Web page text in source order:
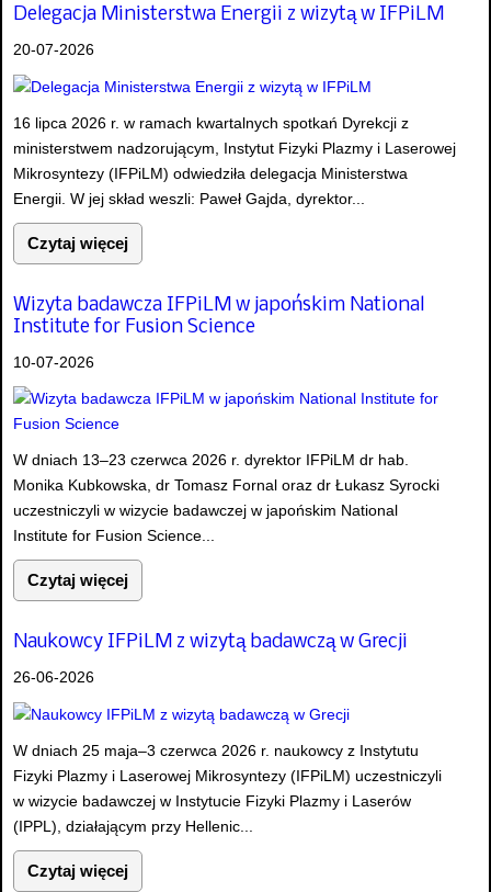
Delegacja Ministerstwa Energii z wizytą w IFPiLM
20-07-2026
16 lipca 2026 r. w ramach kwartalnych spotkań Dyrekcji z
ministerstwem nadzorującym, Instytut Fizyki Plazmy i Laserowej
Mikrosyntezy (IFPiLM) odwiedziła delegacja Ministerstwa
Energii. W jej skład weszli: Paweł Gajda, dyrektor...
Czytaj więcej
Wizyta badawcza IFPiLM w japońskim National
Institute for Fusion Science
10-07-2026
W dniach 13–23 czerwca 2026 r. dyrektor IFPiLM dr hab.
Monika Kubkowska, dr Tomasz Fornal oraz dr Łukasz Syrocki
uczestniczyli w wizycie badawczej w japońskim National
Institute for Fusion Science...
Czytaj więcej
Naukowcy IFPiLM z wizytą badawczą w Grecji
26-06-2026
W dniach 25 maja–3 czerwca 2026 r. naukowcy z Instytutu
Fizyki Plazmy i Laserowej Mikrosyntezy (IFPiLM) uczestniczyli
w wizycie badawczej w Instytucie Fizyki Plazmy i Laserów
(IPPL), działającym przy Hellenic...
Czytaj więcej